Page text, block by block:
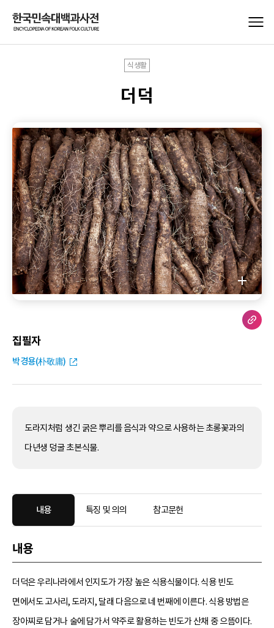
식생활
더덕
집필자
박경용(朴敬庸)
도라지처럼 생긴 굵은 뿌리를 음식과 약으로 사용하는 초롱꽃과의
다년생 덩굴 초본식물.
내용 특징 및 의의 참고문헌
내용
더덕은 우리나라에서 인지도가 가장 높은 식용식물이다. 식용 빈도
면에서도 고사리, 도라지, 달래 다음으로 네 번째에 이른다. 식용 방법은
장아찌로 담거나 술에 담가서 약주로 활용하는 빈도가 산채 중 으뜸이다.